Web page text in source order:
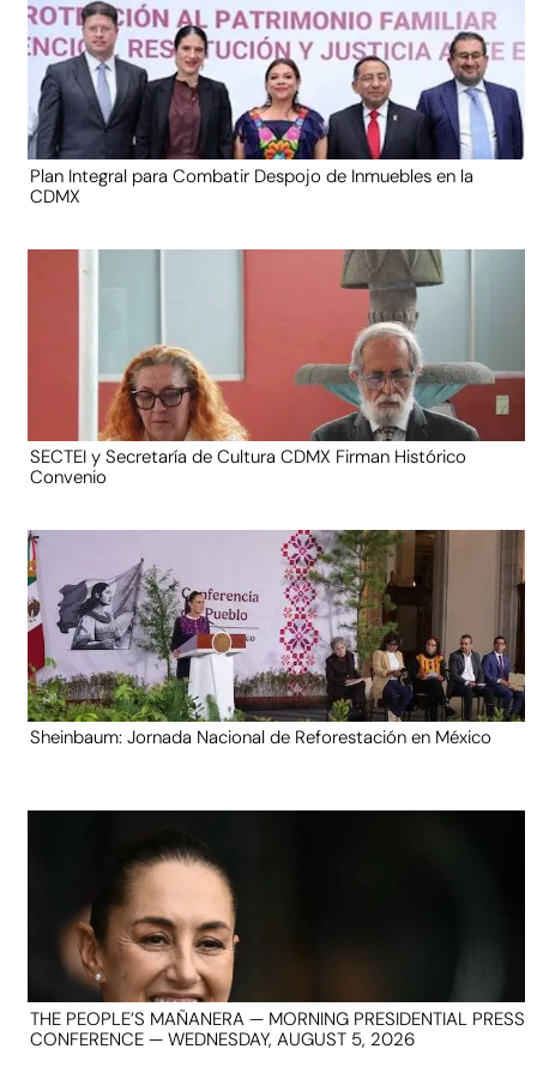
Plan Integral para Combatir Despojo de Inmuebles en la
CDMX
SECTEI y Secretaría de Cultura CDMX Firman Histórico
Convenio
Sheinbaum: Jornada Nacional de Reforestación en México
THE PEOPLE’S MAÑANERA — MORNING PRESIDENTIAL PRESS
CONFERENCE — WEDNESDAY, AUGUST 5, 2026